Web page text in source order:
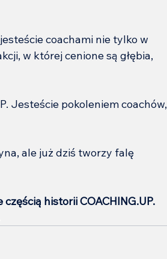
coachami nie tylko w
w której cenione są głębia,
Jesteście pokoleniem coachów,
ale już dziś tworzy falę
historii COACHING.UP.